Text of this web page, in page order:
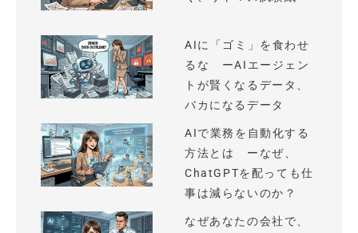
AIに「ゴミ」を食わせ
るな ーAIエージェン
トが賢くなるデータ、
バカになるデータ
AIで業務を自動化する
方法とは ーなぜ、
ChatGPTを配っても仕
事は減らないのか？
なぜあなたの会社で、